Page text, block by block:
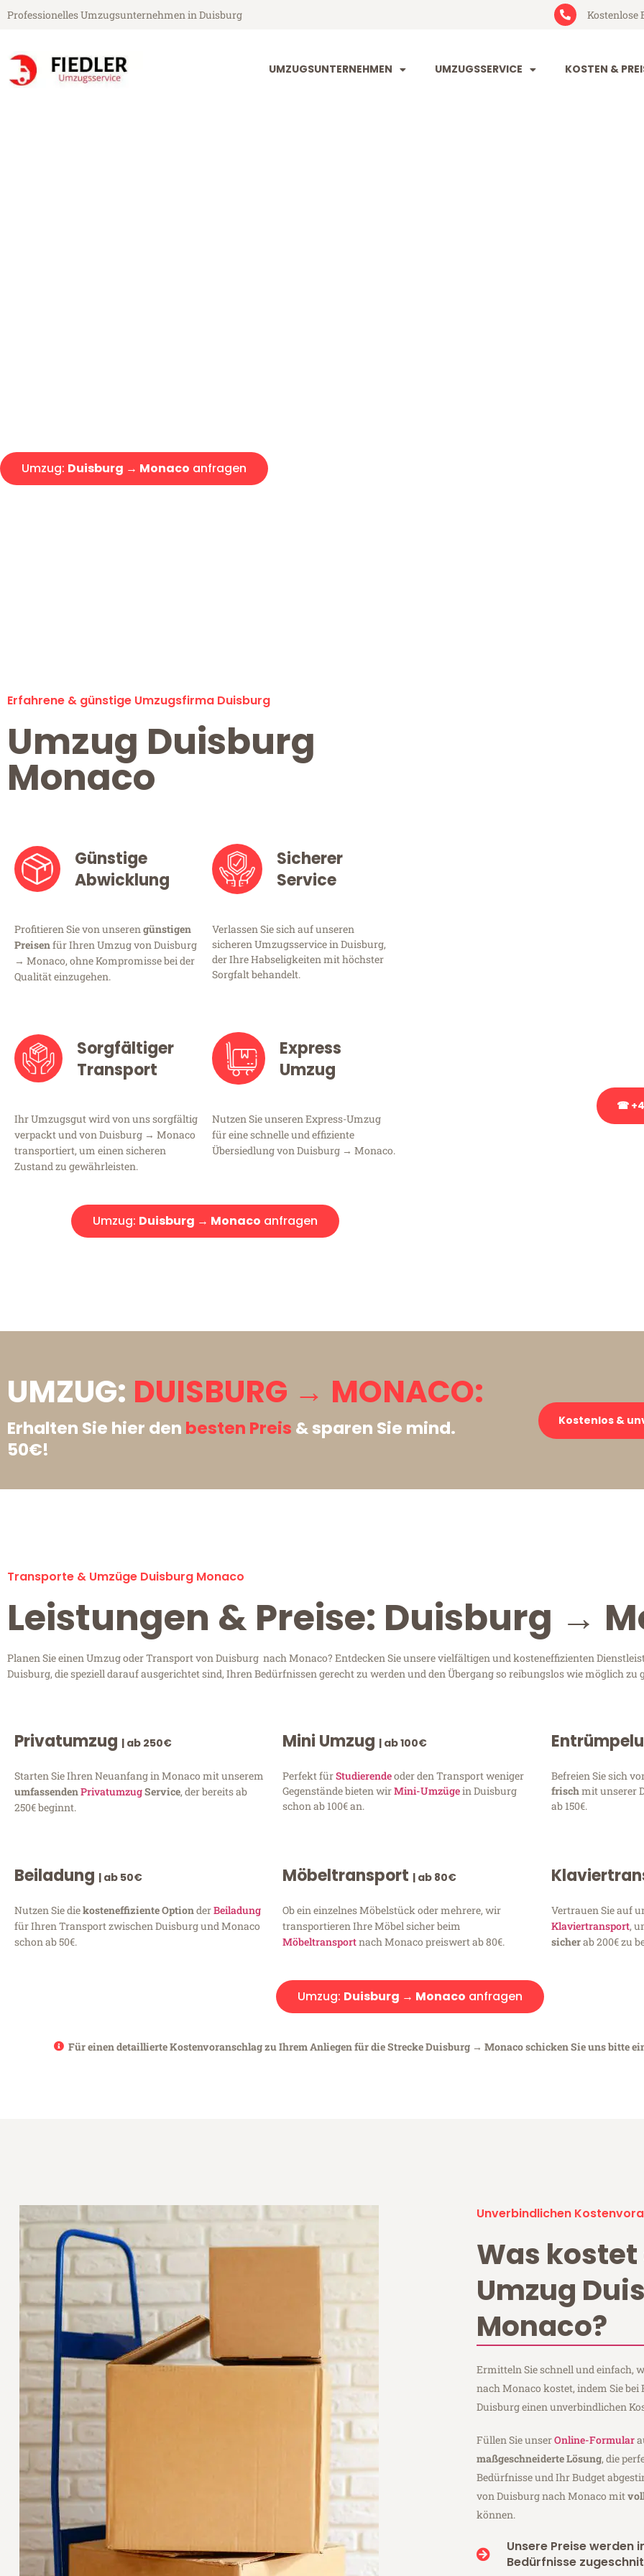
Professionelles Umzugsunternehmen in Duisburg Kostenlose
UMZUGSUNTERNEHMEN UMZUGSSERVICE KOSTEN &
Umzug: Duisburg → Monaco anfragen
Erfahrene & günstige Umzugsfirma Duisburg
Umzug Duisburg
Monaco
Günstige
Abwicklung
Profitieren Sie von unserengünstigen
Preisenfür Ihren Umzug von Duisburg
→ Monaco, ohne Kompromisse bei der
Qualität einzugehen.
Sicherer
Service
Verlassen Sie sich auf unseren
sicheren Umzugsservice in Duisburg,
der Ihre Habseligkeiten mit höchster
Sorgfalt behandelt.
Sorgfältiger
Transport
Ihr Umzugsgut wird von uns sorgfältig
verpackt und von Duisburg → Monaco
transportiert, um einen sicheren
Zustand zu gewährleisten.
Express
Umzug
Nutzen Sie unseren Express-Umzug
für eine schnelle und effiziente
Übersiedlung von Duisburg → Monaco.
Umzug: Duisburg → Monaco anfragen
☎
UMZUG: DUISBURG → MONACO:
Erhalten Sie hier den besten Preis & sparen Sie mind.
50€!
Kostenlos &
Transporte & Umzüge Duisburg Monaco
Leistungen & Preise: Duisburg →
Planen Sie einen Umzug oder Transport von Duisburg nach Monaco? Entdecken Sie unsere vielfältigen und kosteneffizienten
Duisburg, die speziell darauf ausgerichtet sind, Ihren Bedürfnissen gerecht zu werden und den Übergang so reibungslos wie möglich zu
Privatumzug | ab 250€
Starten Sie Ihren Neuanfang in Monaco mit unserem
umfassendenPrivatumzugService, der bereits ab
250€ beginnt.
Mini Umzug | ab 100€
Perfekt fürStudierendeoder den Transport weniger
Gegenstände bieten wirMini-Umzügein Duisburg
schon ab 100€ an.
Befreien Sie sich
frischmit unserer
ab 150€.
Beiladung | ab 50€
Nutzen Sie diekosteneffiziente OptionderBeiladung
für Ihren Transport zwischen Duisburg und Monaco
schon ab 50€.
Möbeltransport | ab 80€
Ob ein einzelnes Möbelstück oder mehrere, wir
transportieren Ihre Möbel sicher beim
Möbeltransportnach Monaco preiswert ab 80€.
Vertrauen Sie auf
Klaviertransport,
sicherab 200€ zu
Umzug: Duisburg → Monaco anfragen
Für einen detaillierte Kostenvoranschlag zu Ihrem Anliegen für die Strecke Duisburg → Monaco schicken Sie uns bitte
Unverbindlichen
Was kostet
Umzug
Monaco?
Ermitteln Sie schnell und einfach,
nach Monaco kostet, indem Sie
Duisburg einen unverbindlichen
Füllen Sie unserOnline-Formular
maßgeschneiderte Lösung, die
Bedürfnisse und Ihr Budget
von Duisburg nach Monaco mit
können.
Unsere Preise werden
Bedürfnisse